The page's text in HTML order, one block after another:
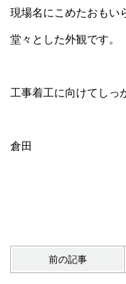
現場名にこめたおもい
堂々とした外観です。
工事着工に向けてしっ
倉田
前の記事